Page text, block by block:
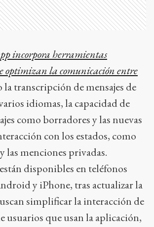
incorpora herramientas
optimizan la comunicación entre
la transcripción de mensajes de
idiomas, la capacidad de
como borradores y las nuevas
con los estados, como
las menciones privadas.
disponibles en teléfonos
y iPhone, tras actualizar la
simplificar la interacción de
usuarios que usan la aplicación,